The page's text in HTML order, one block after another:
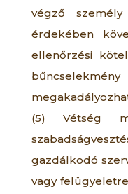
végző
érdekében
ellenőrzési
(5) Vétség
gazdálkodó
vagy